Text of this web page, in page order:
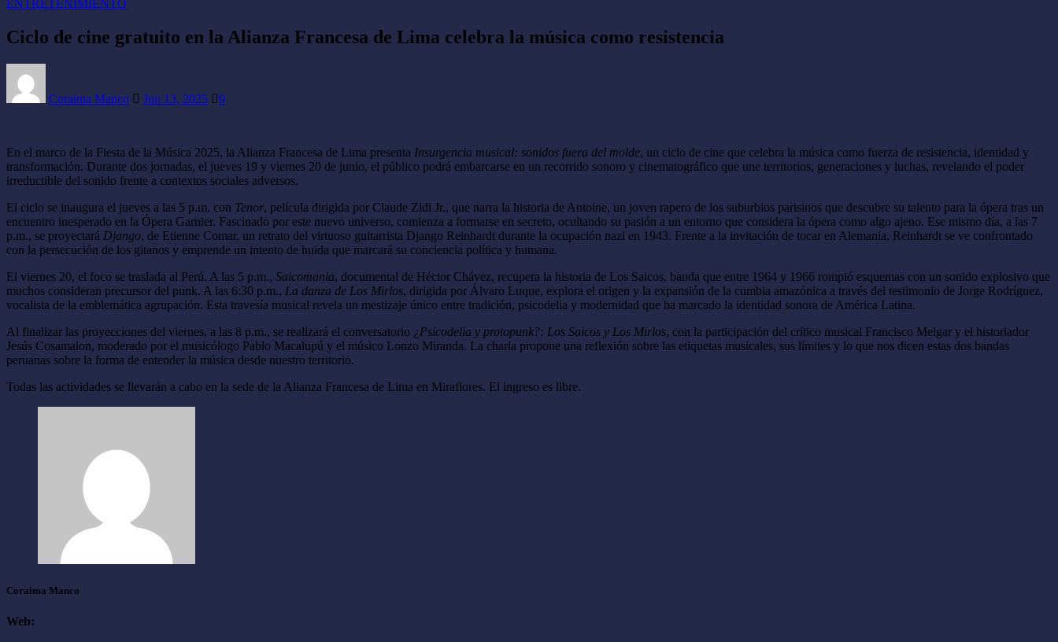
ENTRETENIMIENTO
Ciclo de cine gratuito en la Alianza Francesa de Lima celebra la música como resistencia
Coraima Manco Jun 13, 2025 0
En el marco de la Fiesta de la Música 2025, la Alianza Francesa de Lima presenta Insurgencia musical: sonidos fuera del molde, un ciclo de cine que celebra la música como fuerza de resistencia, identidad y
transformación. Durante dos jornadas, el jueves 19 y viernes 20 de junio, el público podrá embarcarse en un recorrido sonoro y cinematográfico que une territorios, generaciones y luchas, revelando el poder
irreductible del sonido frente a contextos sociales adversos.
El ciclo se inaugura el jueves a las 5 p.m. con Tenor, película dirigida por Claude Zidi Jr., que narra la historia de Antoine, un joven rapero de los suburbios parisinos que descubre su talento para la ópera tras un
encuentro inesperado en la Ópera Garnier. Fascinado por este nuevo universo, comienza a formarse en secreto, ocultando su pasión a un entorno que considera la ópera como algo ajeno. Ese mismo día, a las 7
p.m., se proyectará Django, de Etienne Comar, un retrato del virtuoso guitarrista Django Reinhardt durante la ocupación nazi en 1943. Frente a la invitación de tocar en Alemania, Reinhardt se ve confrontado
con la persecución de los gitanos y emprende un intento de huida que marcará su conciencia política y humana.
El viernes 20, el foco se traslada al Perú. A las 5 p.m., Saicomania, documental de Héctor Chávez, recupera la historia de Los Saicos, banda que entre 1964 y 1966 rompió esquemas con un sonido explosivo que
muchos consideran precursor del punk. A las 6:30 p.m., La danza de Los Mirlos, dirigida por Álvaro Luque, explora el origen y la expansión de la cumbia amazónica a través del testimonio de Jorge Rodríguez,
vocalista de la emblemática agrupación. Esta travesía musical revela un mestizaje único entre tradición, psicodelia y modernidad que ha marcado la identidad sonora de América Latina.
Al finalizar las proyecciones del viernes, a las 8 p.m., se realizará el conversatorio ¿Psicodelia y protopunk?: Los Saicos y Los Mirlos, con la participación del crítico musical Francisco Melgar y el historiador
Jesús Cosamalon, moderado por el musicólogo Pablo Macalupú y el músico Lonzo Miranda. La charla propone una reflexión sobre las etiquetas musicales, sus límites y lo que nos dicen estas dos bandas
peruanas sobre la forma de entender la música desde nuestro territorio.
Todas las actividades se llevarán a cabo en la sede de la Alianza Francesa de Lima en Miraflores. El ingreso es libre.
Coraima Manco
Web: